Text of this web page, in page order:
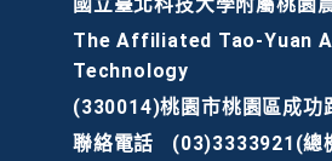
國立臺北科技大學附屬桃園
The Affiliated Tao-Yuan
Technology
(330014)桃園市桃園區成功
聯絡電話
(03)3333921(總